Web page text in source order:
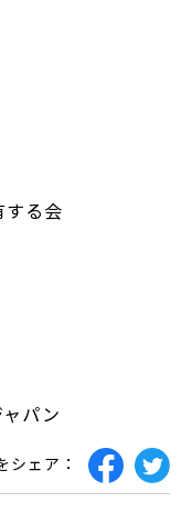
する会
パン
シェア：